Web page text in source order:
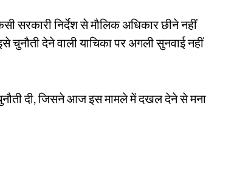
सरकारी निर्देश से मौलिक अधिकार छीने नहीं
देने वाली याचिका पर अगली सुनवाई नहीं
दी, जिसने आज इस मामले में दखल देने से मना